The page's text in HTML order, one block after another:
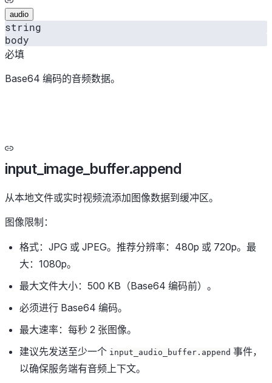
audio
string
body
必填
Base64 编码的音频数据。
input_image_buffer.append
从本地文件或实时视频流添加图像数据到缓冲区。
图像限制：
格式：JPG 或 JPEG。推荐分辨率：480p 或 720p。最
大：1080p。
最大文件大小：500 KB（Base64 编码前）。
必须进行 Base64 编码。
最大速率：每秒 2 张图像。
建议先发送至少一个 input_audio_buffer.append 事件，
以确保服务端有音频上下文。